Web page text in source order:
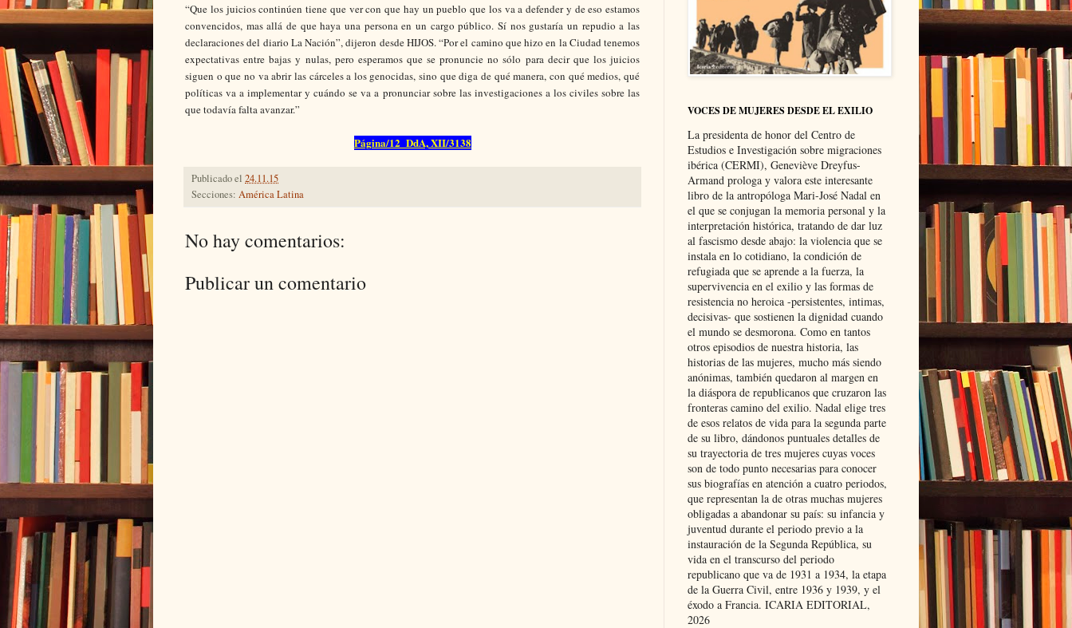
“Que los juicios continúen tiene que ver con que hay un pueblo que los va a defender y de eso estamos
convencidos, mas allá de que haya una persona en un cargo público. Sí nos gustaría un repudio a las
declaraciones del diario La Nación”, dijeron desde HIJOS. “Por el camino que hizo en la Ciudad tenemos
expectativas entre bajas y nulas, pero esperamos que se pronuncie no sólo para decir que los juicios
siguen o que no va abrir las cárceles a los genocidas, sino que diga de qué manera, con qué medios, qué
políticas va a implementar y cuándo se va a pronunciar sobre las investigaciones a los civiles sobre las
que todavía falta avanzar.”
Página/12 DdA, XII/3138
Publicado el 24.11.15
Secciones: América Latina
No hay comentarios:
Publicar un comentario
VOCES DE MUJERES DESDE EL EXILIO
La presidenta de honor del Centro de
Estudios e Investigación sobre migraciones
ibérica (CERMI), Geneviève Dreyfus-
Armand prologa y valora este interesante
libro de la antropóloga Mari-José Nadal en
el que se conjugan la memoria personal y la
interpretación histórica, tratando de dar luz
al fascismo desde abajo: la violencia que se
instala en lo cotidiano, la condición de
refugiada que se aprende a la fuerza, la
supervivencia en el exilio y las formas de
resistencia no heroica -persistentes, intimas,
decisivas- que sostienen la dignidad cuando
el mundo se desmorona. Como en tantos
otros episodios de nuestra historia, las
historias de las mujeres, mucho más siendo
anónimas, también quedaron al margen en
la diáspora de republicanos que cruzaron las
fronteras camino del exilio. Nadal elige tres
de esos relatos de vida para la segunda parte
de su libro, dándonos puntuales detalles de
su trayectoria de tres mujeres cuyas voces
son de todo punto necesarias para conocer
sus biografías en atención a cuatro periodos,
que representan la de otras muchas mujeres
obligadas a abandonar su país: su infancia y
juventud durante el periodo previo a la
instauración de la Segunda República, su
vida en el transcurso del periodo
republicano que va de 1931 a 1934, la etapa
de la Guerra Civil, entre 1936 y 1939, y el
éxodo a Francia. ICARIA EDITORIAL,
2026